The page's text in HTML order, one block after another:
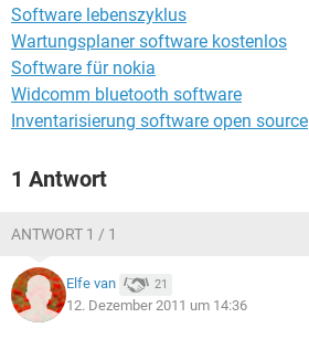
Software lebenszyklus
Wartungsplaner software kostenlos
Software für nokia
Widcomm bluetooth software
Inventarisierung software open source
1 Antwort
ANTWORT 1 / 1
Elfe van 21
12. Dezember 2011 um 14:36